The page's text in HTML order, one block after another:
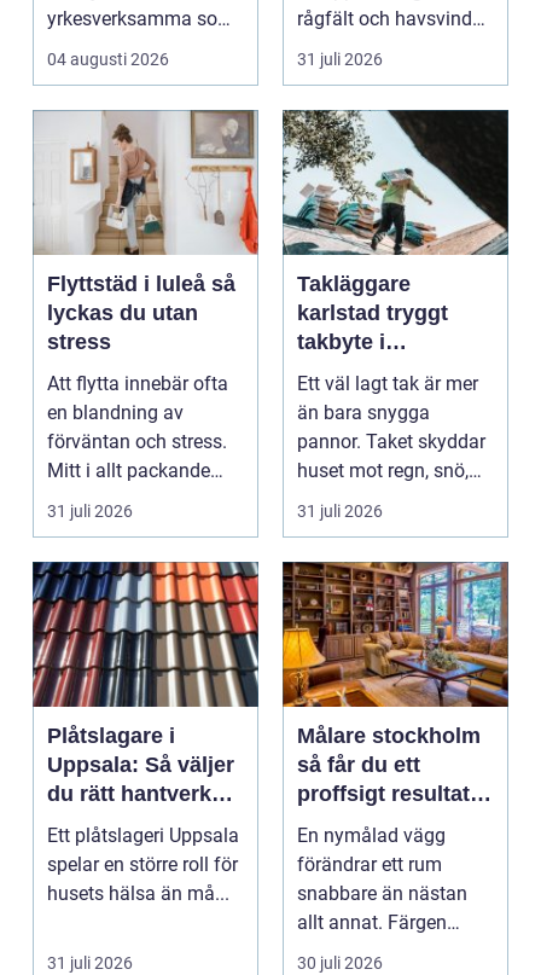
yrkesverksamma som
vill ha ett rent hem
04 augusti 2026
rågfält och havsvindar,
har
blomsterhantverke...
31 juli 2026
Flyttstäd i luleå så
lyckas du utan
stress
Att flytta innebär ofta
en blandning av
förväntan och stress.
Mitt i allt packande
och planerande dy...
31 juli 2026
Takläggare
karlstad tryggt
takbyte i
värmländskt klimat
Ett väl lagt tak är mer
än bara snygga
pannor. Taket skyddar
huset mot regn, snö,
blåst och stark vå...
31 juli 2026
Plåtslagare i
Uppsala: Så väljer
du rätt hantverkare
för tak och fasad
Ett plåtslageri Uppsala
spelar en större roll för
husets hälsa än må...
31 juli 2026
Målare stockholm
så får du ett
proffsigt resultat
hemma
En nymålad vägg
förändrar ett rum
snabbare än nästan
allt annat. Färgen
påverkar hur vi
30 juli 2026